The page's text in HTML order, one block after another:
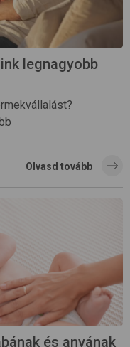
legnagyobb
Olvasd tovább
és anyának